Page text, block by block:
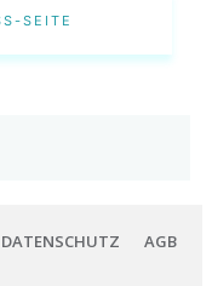
SEITE
DATENSCHUTZ AGB